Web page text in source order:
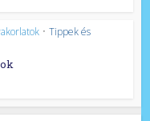
• Tippek és